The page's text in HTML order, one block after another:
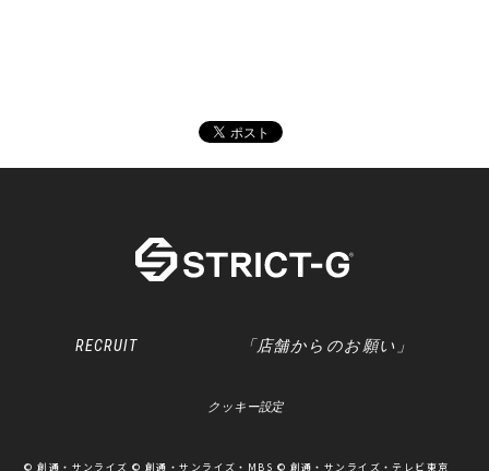
RECRUIT 「店舗からのお願い」
クッキー設定
© 創通・サンライズ © 創通・サンライズ・MBS © 創通・サンライズ・テレビ東京